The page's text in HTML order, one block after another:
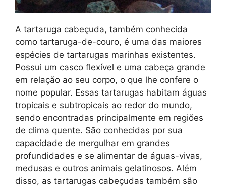
A tartaruga cabeçuda, também conhecida
como tartaruga-de-couro, é uma das maiores
espécies de tartarugas marinhas existentes.
Possui um casco flexível e uma cabeça grande
em relação ao seu corpo, o que lhe confere o
nome popular. Essas tartarugas habitam águas
tropicais e subtropicais ao redor do mundo,
sendo encontradas principalmente em regiões
de clima quente. São conhecidas por sua
capacidade de mergulhar em grandes
profundidades e se alimentar de águas-vivas,
medusas e outros animais gelatinosos. Além
disso, as tartarugas cabeçudas também são